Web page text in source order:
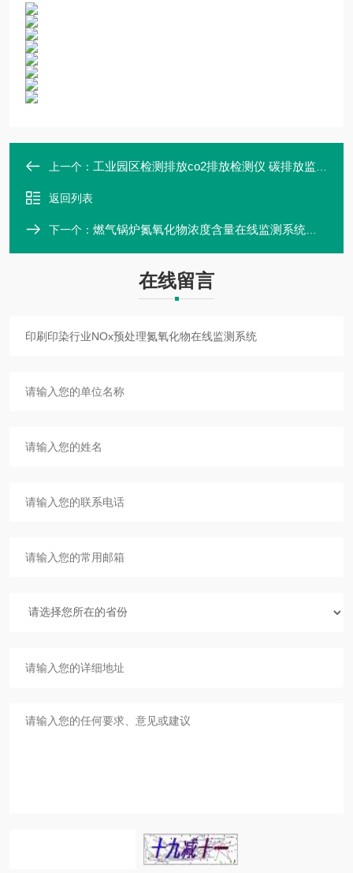
上一个： 工业园区检测排放co2排放检测仪 碳排放监测分析仪
返回列表
下一个： 燃气锅炉氮氧化物浓度含量在线监测系统设备厂
在线留言